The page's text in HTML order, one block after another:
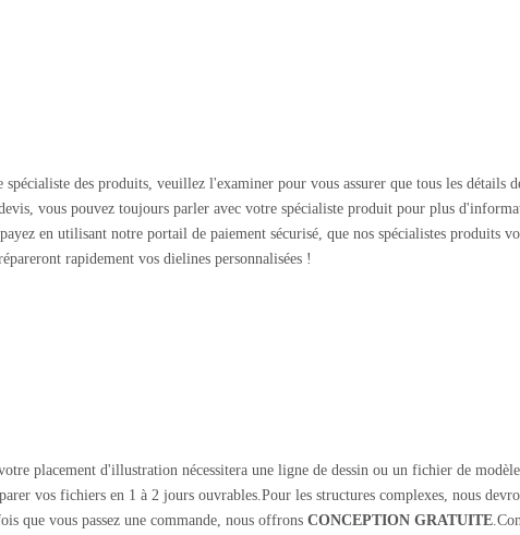
des produits, veuillez l'examiner pour vous assurer que tous les détails
vous pouvez toujours parler avec votre spécialiste produit pour plus
en utilisant notre portail de paiement sécurisé, que nos spécialistes produits
rapidement vos dielines personnalisées !
placement d'illustration nécessitera une ligne de dessin ou un fichier de
vos fichiers en 1 à 2 jours ouvrables.Pour les structures complexes, nous
que vous passez une commande, nous offronsCONCEPTION GRATUITE